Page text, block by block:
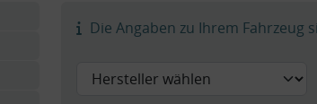
Die Angaben zu Ihrem